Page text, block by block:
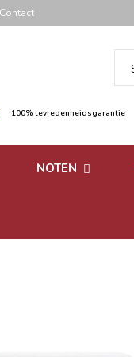
Contact
100% tevredenheidsgarantie
NOTEN
Ongebrande noten